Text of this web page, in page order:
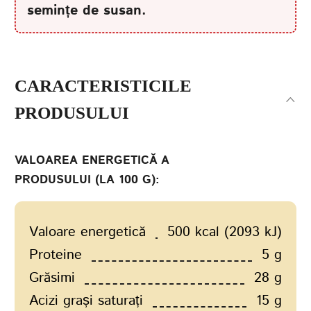
semințe de susan.
CARACTERISTICILE
PRODUSULUI
VALOAREA ENERGETICĂ A
PRODUSULUI (LA 100 G):
Valoare energetică
500 kcal (2093 kJ)
Proteine
5 g
Grăsimi
28 g
Acizi grași saturați
15 g